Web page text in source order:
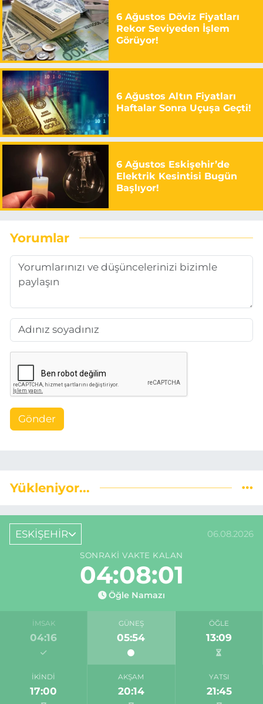
6 Ağustos Döviz Fiyatları
Rekor Seviyeden İşlem
Görüyor!
6 Ağustos Altın Fiyatları
Haftalar Sonra Uçuşa Geçti!
6 Ağustos Eskişehir’de
Elektrik Kesintisi Bugün
Başlıyor!
Yorumlar
Gönder
Yükleniyor...
ESKİŞEHİR 06.08.2026
SONRAKI VAKTE KALAN
04:08:00
Öğle Namazı
İMSAK
04:16
GÜNEŞ
05:54
ÖĞLE
13:09
İKINDI
17:00
AKŞAM
20:14
YATSI
21:45